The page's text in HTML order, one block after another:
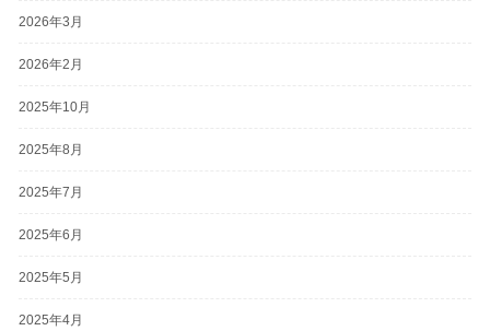
2026年3月
2026年2月
2025年10月
2025年8月
2025年7月
2025年6月
2025年5月
2025年4月